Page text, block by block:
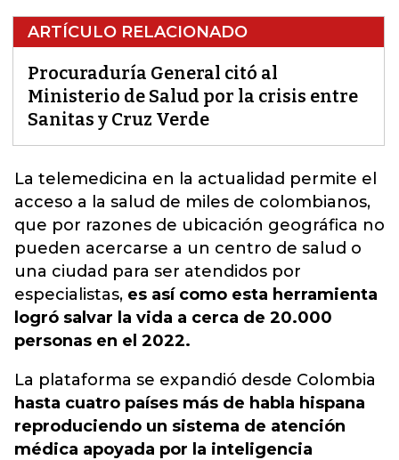
ARTÍCULO RELACIONADO
Procuraduría General citó al
Ministerio de Salud por la crisis entre
Sanitas y Cruz Verde
La telemedicina en la actualidad permite el
acceso a la salud de miles de colombianos,
que por razones de ubicación geográfica no
pueden acercarse a un centro de salud o
una ciudad para ser atendidos por
especialistas, es así como esta herramienta
logró salvar la vida a cerca de 20.000
personas en el 2022.
La plataforma se expandió desde Colombia
hasta cuatro países más de habla hispana
reproduciendo un sistema de atención
médica apoyada por la inteligencia